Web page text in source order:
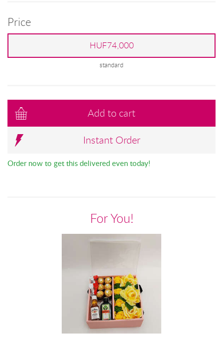
Price
HUF74,000
standard
Add to cart
Instant Order
Order now to get this delivered even today!
For You!